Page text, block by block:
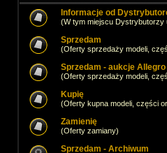
Informacje od
(W tym miejscu Dystrybutorzy
Sprzedam
(Oferty sprzedaży modeli,
Sprzedam - aukcje Allegro
(Oferty sprzedaży modeli,
Kupię
(Oferty kupna modeli, części
Zamienię
(Oferty zamiany)
Sprzedam - Archiwum